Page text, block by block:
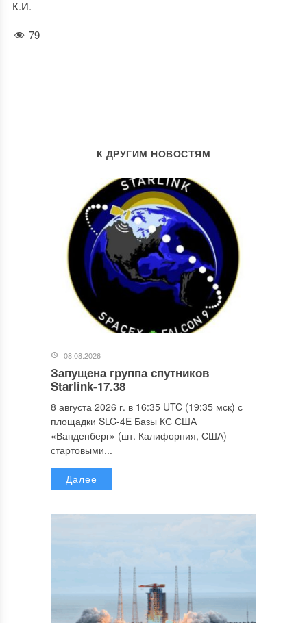
К.И.
79
К ДРУГИМ НОВОСТЯМ
08.08.2026
Запущена группа спутников
Starlink-17.38
8 августа 2026 г. в 16:35 UTC (19:35 мск) с
площадки SLC-4E Базы КС США
«Ванденберг» (шт. Калифорния, США)
стартовыми...
Далее